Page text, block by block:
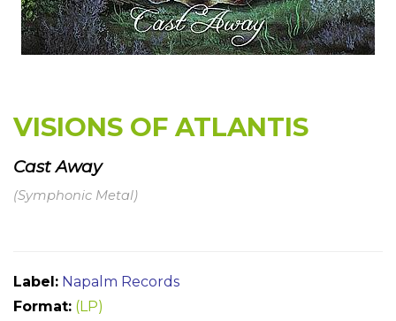
VISIONS OF ATLANTIS
Cast Away
(Symphonic Metal)
Label: Napalm Records
Format: (LP)